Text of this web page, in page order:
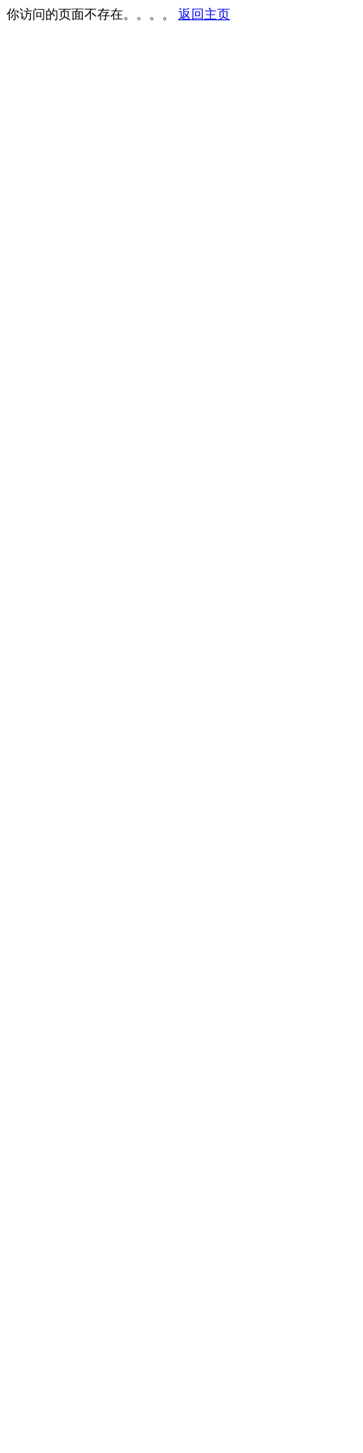
你访问的页面不存在。。。。 返回主页